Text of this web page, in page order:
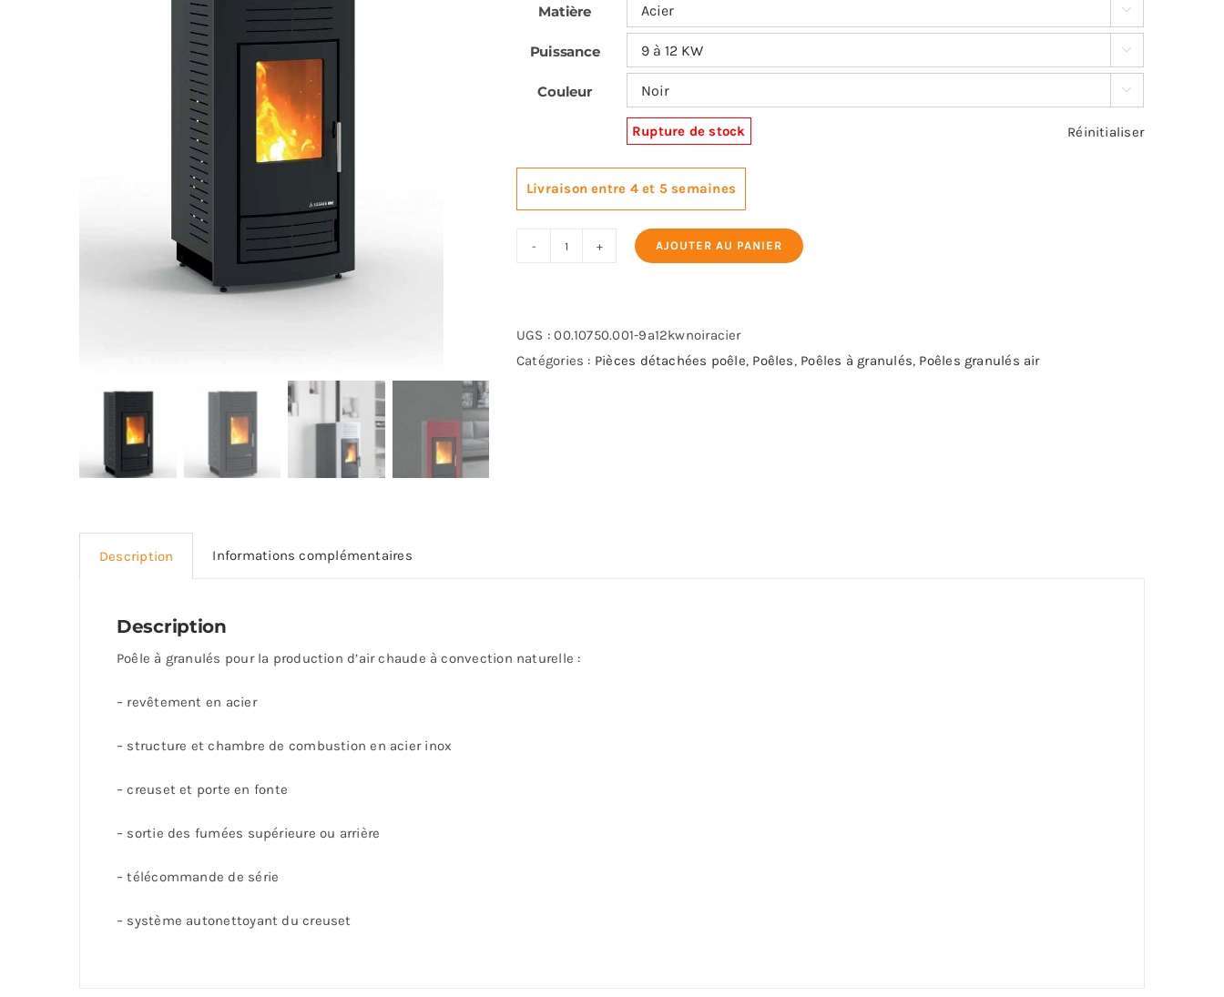
Matière 
Puissance 
Couleur 
Rupture de stock Réinitialiser
Livraison entre 4 et 5 semaines
GIOVE
PLUS
AJOUTER AU PANIER
UGS :00.10750.001-9a12kwnoiracier
Catégories : Pièces détachées poêle, Poêles, Poêles à granulés, Poêles granulés air
Description Informations complémentaires
Description
Poêle à granulés pour la production d’air chaude à convection naturelle :
– revêtement en acier
– structure et chambre de combustion en acier inox
– creuset et porte en fonte
– sortie des fumées supérieure ou arrière
– télécommande de série
– système autonettoyant du creuset